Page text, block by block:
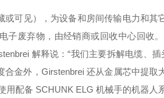
可见），为设备和房间传输电力和
子废弃物，由经销商或回收中心回收
解释说：“我们主要拆解电缆、
金外，Girstenbrei 还从金属芯中提
用配备 SCHUNK ELG 机械手的机器